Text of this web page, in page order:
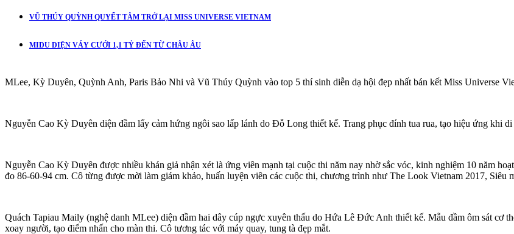
VŨ THÚY QUỲNH QUYẾT TÂM TRỞ LẠI MISS UNIVERSE VIETNAM
MIDU DIỆN VÁY CƯỚI 1,1 TỶ ĐẾN TỪ CHÂU ÂU
MLee, Kỳ Duyên, Quỳnh Anh, Paris Bảo Nhi và Vũ Thúy Quỳnh vào top 5 thí sinh diễn dạ hội đẹp nhất bán kết Miss Universe
Nguyễn Cao Kỳ Duyên diện đầm lấy cảm hứng ngôi sao lấp lánh do Đỗ Long thiết kế. Trang phục đính tua rua, tạo hiệu ứng khi
Nguyễn Cao Kỳ Duyên được nhiều khán giả nhận xét là ứng viên mạnh tại cuộc thi năm nay nhờ sắc vóc, kinh nghiệm 10 năm
đo 86-60-94 cm. Cô từng được mời làm giám khảo, huấn luyện viên các cuộc thi, chương trình như The Look Vietnam 2017, Siêu
Quách Tapiau Maily (nghệ danh MLee) diện đầm hai dây cúp ngực xuyên thấu do Hứa Lê Đức Anh thiết kế. Mẫu đầm ôm sát cơ
xoay người, tạo điểm nhấn cho màn thi. Cô tương tác với máy quay, tung tà đẹp mắt.